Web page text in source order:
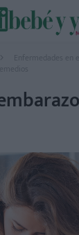
Enfermedades en